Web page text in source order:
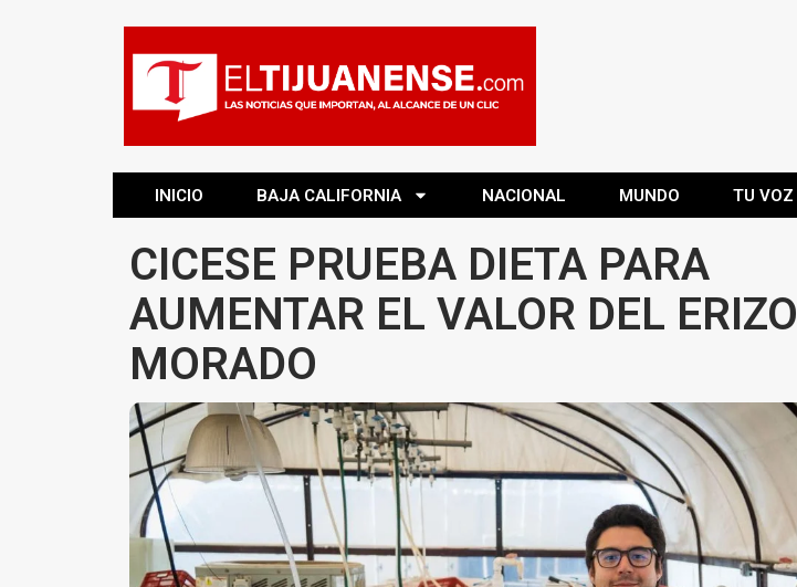
INICIO BAJA CALIFORNIA NACIONAL MUNDO TU VOZ
CICESE PRUEBA DIETA PARA
AUMENTAR EL VALOR DEL ERIZO
MORADO